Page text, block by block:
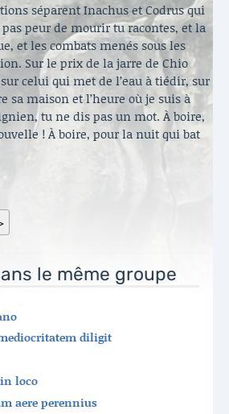
séparent Inachus et Codrus qui
peur de mourir tu racontes, et la
et les combats menés sous les
Sur le prix de la jarre de Chio
celui qui met de l’eau à tiédir, sur
sa maison et l’heure où je suis à
tu ne dis pas un mot. À boire,
! À boire, pour la nuit qui bat
le même groupe
diligit
loco
aere perennius